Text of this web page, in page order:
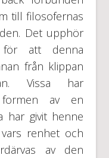
till filosofernas
Det upphör
att denna
från klippan
Vissa har
av en
har givit henne
renhet och
av den